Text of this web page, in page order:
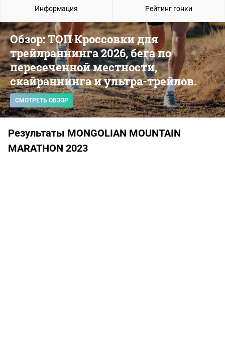
Обзор: ТОП Кроссовки для
трейлраннинга 2026, бега по
пересеченной местности,
скайраннинга и ультра-трейлов.
СМОТРЕТЬ ОБЗОР
Результаты MONGOLIAN MOUNTAIN
MARATHON 2023
Информация Рейтинг гонки